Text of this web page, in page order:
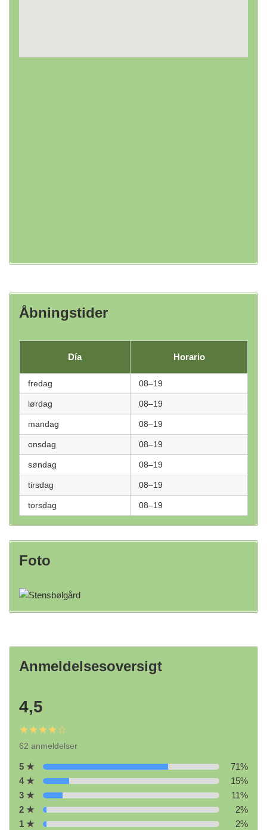
Åbningstider
Día Horario
fredag 08–19
lørdag 08–19
mandag 08–19
onsdag 08–19
søndag 08–19
tirsdag 08–19
torsdag 08–19
Foto
Anmeldelsesoversigt
4,5
★★★★☆
62 anmeldelser
5 ★
71%
4 ★
15%
3 ★
11%
2 ★
2%
1 ★
2%